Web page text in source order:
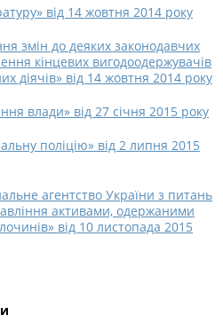
від 14 жовтня 2014 року
змін до деяких законодавчих
кінцевих вигодоодержувачів
діячів» від 14 жовтня 2014 року
влади» від 27 січня 2015 року
поліцію» від 2 липня 2015
агентство України з питань
активами, одержаними
від 10 листопада 2015